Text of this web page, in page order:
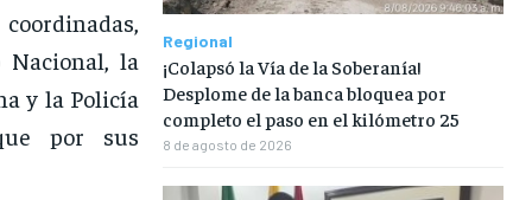
Nacional, la
y la Policía
por sus
Regional
¡Colapsó la Vía de la Soberanía!
Desplome de la banca bloquea por
completo el paso en el kilómetro 25
8 de agosto de 2026